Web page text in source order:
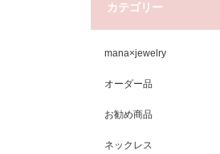
カテゴリー
mana×jewelry
オーダー品
お勧め商品
ネックレス